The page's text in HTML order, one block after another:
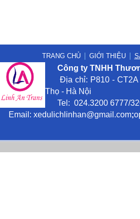
TRANG CHỦ GIỚI THIỆU
Công ty TNHH
Địa chỉ: P810 - CT2A
Thọ - Hà Nội
Tel: 024.3200 6777/
Email: xedulichlinhan@gmail .com;